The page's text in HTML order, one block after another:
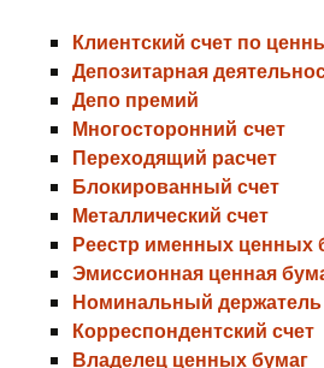
Клиентский счет по
Депозитарная
Депо премий
Многосторонний счет
Переходящий расчет
Блокированный счет
Металлический счет
Реестр именных ценных
Эмиссионная ценная
Номинальный
Корреспондентский счет
Владелец ценных бумаг